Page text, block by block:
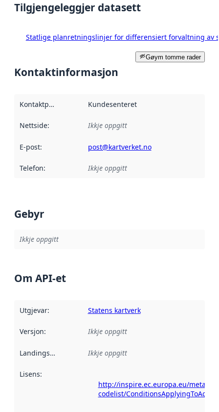
Tilgjengeleggjer datasett
Statlige planretningslinjer for differensiert forvaltning av
Gøym tomme rader
Kontaktinformasjon
Kontaktpunkt Kundesenteret
Nettside: Ikkje oppgitt
E-post: post@kartverket.no
Telefon: Ikkje oppgitt
Gebyr
Ikkje oppgitt
Om API-et
Utgjevar: Statens kartverk
Versjon: Ikkje oppgitt
Landingsside Ikkje oppgitt
Lisens:
http://inspire.ec.europa.eu/
codelist/